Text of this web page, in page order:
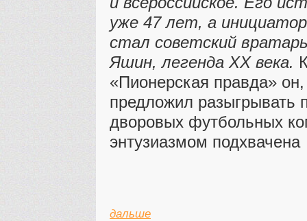
уже 47 лет, а
стал советский
Яшин, легенда ХХ века.
«Пионерская правда»
предложил разыгрывать
дворовых футбольных
энтузиазмом подхвачена
дальше